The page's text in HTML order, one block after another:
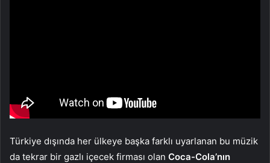
Türkiye dışında her ülkeye başka farklı uyarlanan bu müzik
da tekrar bir gazlı içecek firması olan Coca-Cola’nın